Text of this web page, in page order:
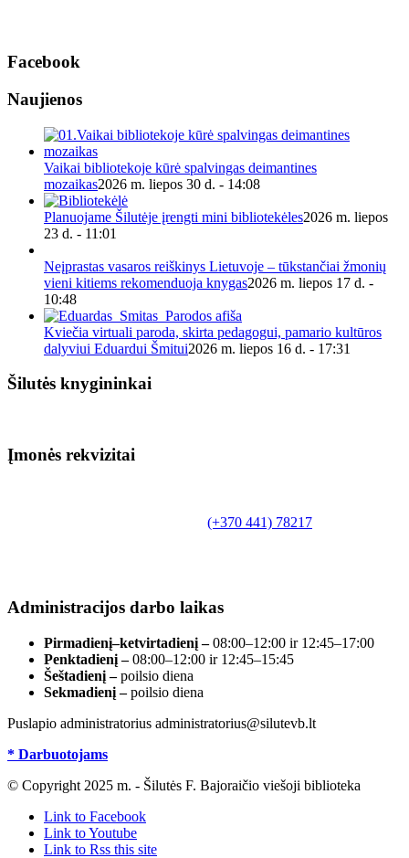
Facebook
Naujienos
Vaikai bibliotekoje kūrė spalvingas deimantines
mozaikas2026 m. liepos 30 d. - 14:08
Planuojame Šilutėje įrengti mini bibliotekėles2026 m. liepos
23 d. - 11:01
Neįprastas vasaros reiškinys Lietuvoje – tūkstančiai žmonių
vieni kitiems rekomenduoja knygas2026 m. liepos 17 d. -
10:48
Kviečia virtuali paroda, skirta pedagogui, pamario kultūros
dalyviui Eduardui Šmitui2026 m. liepos 16 d. - 17:31
Šilutės knygininkai
Įmonės rekvizitai
(+370 441) 78217
Administracijos darbo laikas
Pirmadienį–ketvirtadienį –08:00–12:00 ir 12:45–17:00
Penktadienį –08:00–12:00 ir 12:45–15:45
Šeštadienį –poilsio diena
Sekmadienį –poilsio diena
Puslapio administratorius administratorius@silutevb.lt
* Darbuotojams
© Copyright 2025 m. - Šilutės F. Bajoraičio viešoji biblioteka
Link to Facebook
Link to Youtube
Link to Rss this site